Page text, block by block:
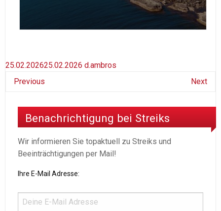
25.02.202625.02.2026 d.ambros
Previous
Next
Benachrichtigung bei Streiks
Wir informieren Sie topaktuell zu Streiks und
Beeinträchtigungen per Mail!
Ihre E-Mail Adresse: